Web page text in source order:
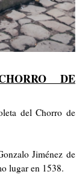
DE
del Chorro de
Jiménez de
lugar en 1538.